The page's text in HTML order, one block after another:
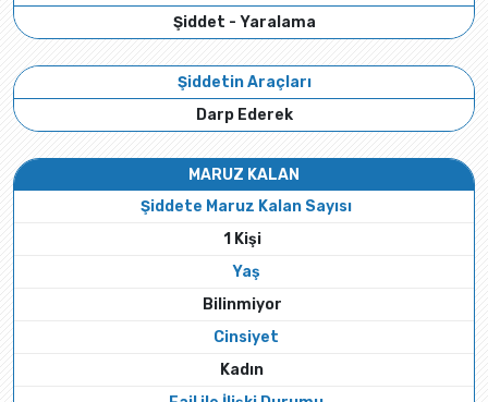
Şiddet - Yaralama
Şiddetin Araçları
Darp Ederek
MARUZ KALAN
Şiddete Maruz Kalan Sayısı
1 Kişi
Yaş
Bilinmiyor
Cinsiyet
Kadın